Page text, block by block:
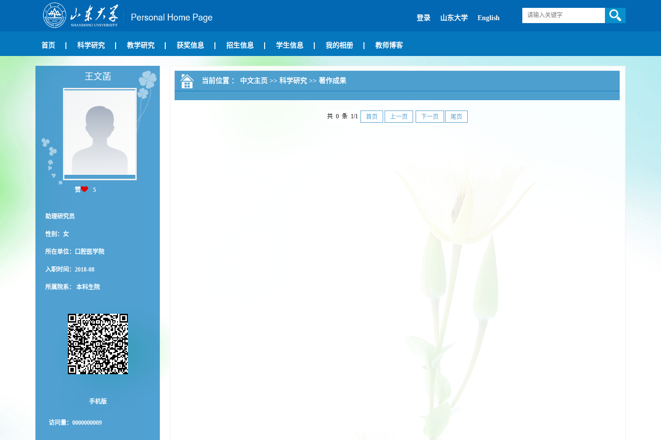
登录 山东大学 English
首页 科学研究 教学研究 获奖信息 招生信息 学生信息 我的相册 教师博客
王文菡
赞 5
助理研究员
性别：女
所在单位：口腔医学院
入职时间：2018-08
所属院系： 本科生院
手机版
访问量： 0000000009
当前位置 ： 中文主页 >> 科学研究 >> 著作成果
共 0 条 1/1 首页 上一页 下一页 尾页